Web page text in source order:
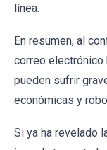
línea.
En resumen, al
correo electrónico
pueden sufrir
económicas y
Si ya ha revelado